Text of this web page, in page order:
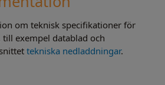
om teknisk specifikationer för
exempel datablad och
tekniska nedladdningar.